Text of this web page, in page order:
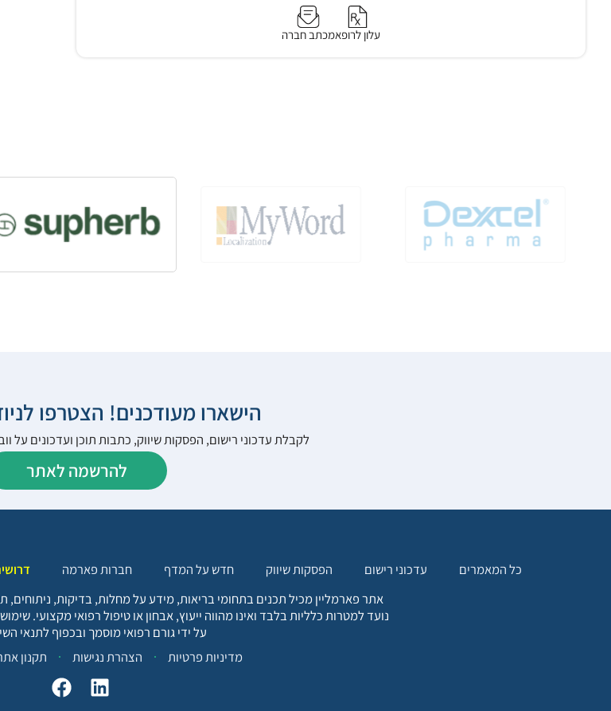
עלון לרופאמכתב חברה
הישארו מעודכנים! הצטרפו
לקבלת עדכוני רישום, הפסקות שיווק, כתבות תוכן ועדכונים על
להרשמה לאתר
כל המאמרים עדכוני רישום הפסקות שיווק חדש על המדף חברות פארמה
אתר פארמליין מכיל תכנים בתחומי בריאות, מידע על מחלות, בדיקות, ניתוחים,
נועד למטרות כלליות בלבד ואינו מהווה ייעוץ, אבחון או טיפול רפואי מקצועי.
על ידי גורם רפואי מוסמך ובכפוף לתנאי
מדיניות פרטיות
הצהרת נגישות תקנון